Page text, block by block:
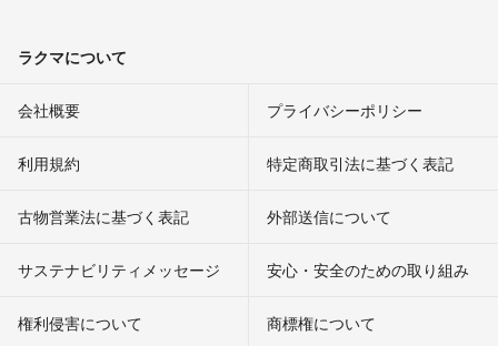
ラクマについて
会社概要 プライバシーポリシー
利用規約 特定商取引法に基づく表記
古物営業法に基づく表記 外部送信について
サステナビリティメッセージ 安心・安全のための取り組み
権利侵害について
商標権について